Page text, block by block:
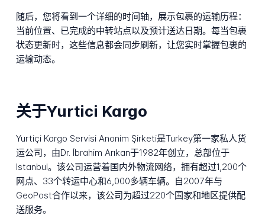
随后，您将看到一个详细的时间轴，展示包裹的运输历程：
当前位置、已完成的中转站点以及预计送达日期。每当包裹
状态更新时，这些信息都会同步刷新，让您实时掌握包裹的
运输动态。
关于Yurtici Kargo
Yurtiçi Kargo Servisi Anonim Şirketi是Turkey第一家私人货
运公司，由Dr. İbrahim Arıkan于1982年创立，总部位于
Istanbul。该公司运营着国内外物流网络，拥有超过1,200个
网点、33个转运中心和6,000多辆车辆。自2007年与
GeoPost合作以来，该公司为超过220个国家和地区提供配
送服务。